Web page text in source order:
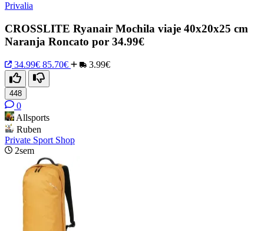
Privalia
CROSSLITE Ryanair Mochila viaje 40x20x25 cm
Naranja Roncato por 34.99€
34.99€ 85.70€ 3.99€
448
0
Allsports
Ruben
Private Sport Shop
2sem